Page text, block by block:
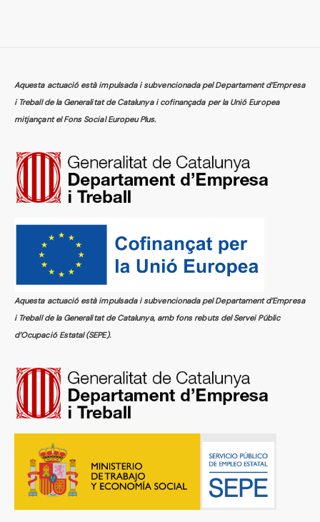
Aquesta actuació està impulsada i subvencionada pel Departament d’Empresa
i Treball de la Generalitat de Catalunya i cofinançada per la Unió Europea
mitjançant el Fons Social Europeu Plus.
Aquesta actuació està impulsada i subvencionada pel Departament d’Empresa
i Treball de la Generalitat de Catalunya, amb fons rebuts del Servei Públic
d’Ocupació Estatal (SEPE).